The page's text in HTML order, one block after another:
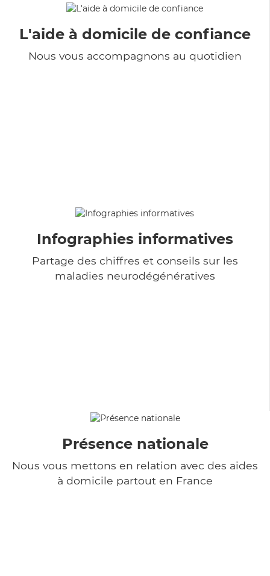
L'aide à domicile de confiance
Nous vous accompagnons au quotidien
Infographies informatives
Partage des chiffres et conseils sur les
maladies neurodégénératives
Présence nationale
Nous vous mettons en relation avec des aides
à domicile partout en France